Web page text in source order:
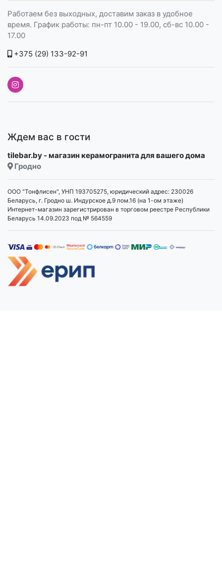
Работаем без выходных, доставим заказ в удобное
время. График работы: пн-пт 10.00 - 19.00, сб-вс 10.00 -
17.00
+375 (29) 133-92-91
Ждем вас в гости
tilebar.by - магазин керамогранита для вашего дома
Гродно
ООО "Тонфлисен", УНП 193705275, юридический адрес: 230026
Беларусь, г. Гродно ш. Индурское д.9 пом.16 (на 1-ом этаже)
Интернет-магазин зарегистрирован в торговом реестре Республики
Беларусь 14.09.2023 под № 564559